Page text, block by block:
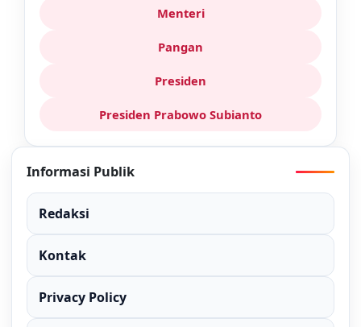
Menteri
Pangan
Presiden
Presiden Prabowo Subianto
Informasi Publik
Redaksi
Kontak
Privacy Policy